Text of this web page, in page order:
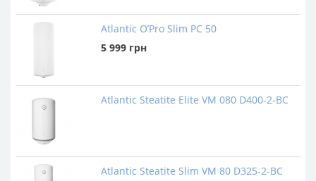
Atlantic O’Pro Slim PC 50
5 999 грн
Atlantic Steatite Elite VM 080 D400-2-BC
Atlantic Steatite Slim VM 80 D325-2-BC